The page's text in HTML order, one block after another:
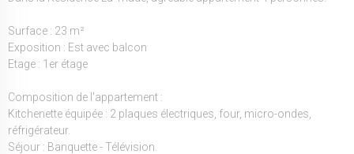
Surface : 23 m²
Exposition : Est avec balcon
Etage : 1er étage
Composition de l'appartement :
Kitchenette équipée : 2 plaques électriques, four, micro-ondes,
réfrigérateur.
Séjour : Banquette - Télévision.